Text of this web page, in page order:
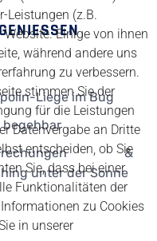
Liege im Bug
begehbar
&
unter der Sonne
Leistungen (z.B.
Einige von ihnen
während andere uns
zu verbessern.
stimmen Sie der
für die Leistungen
Datenvergabe an Dritte
entscheiden, ob Sie
Sie, dass bei einer
Funktionalitäten der
zu Cookies
in unserer